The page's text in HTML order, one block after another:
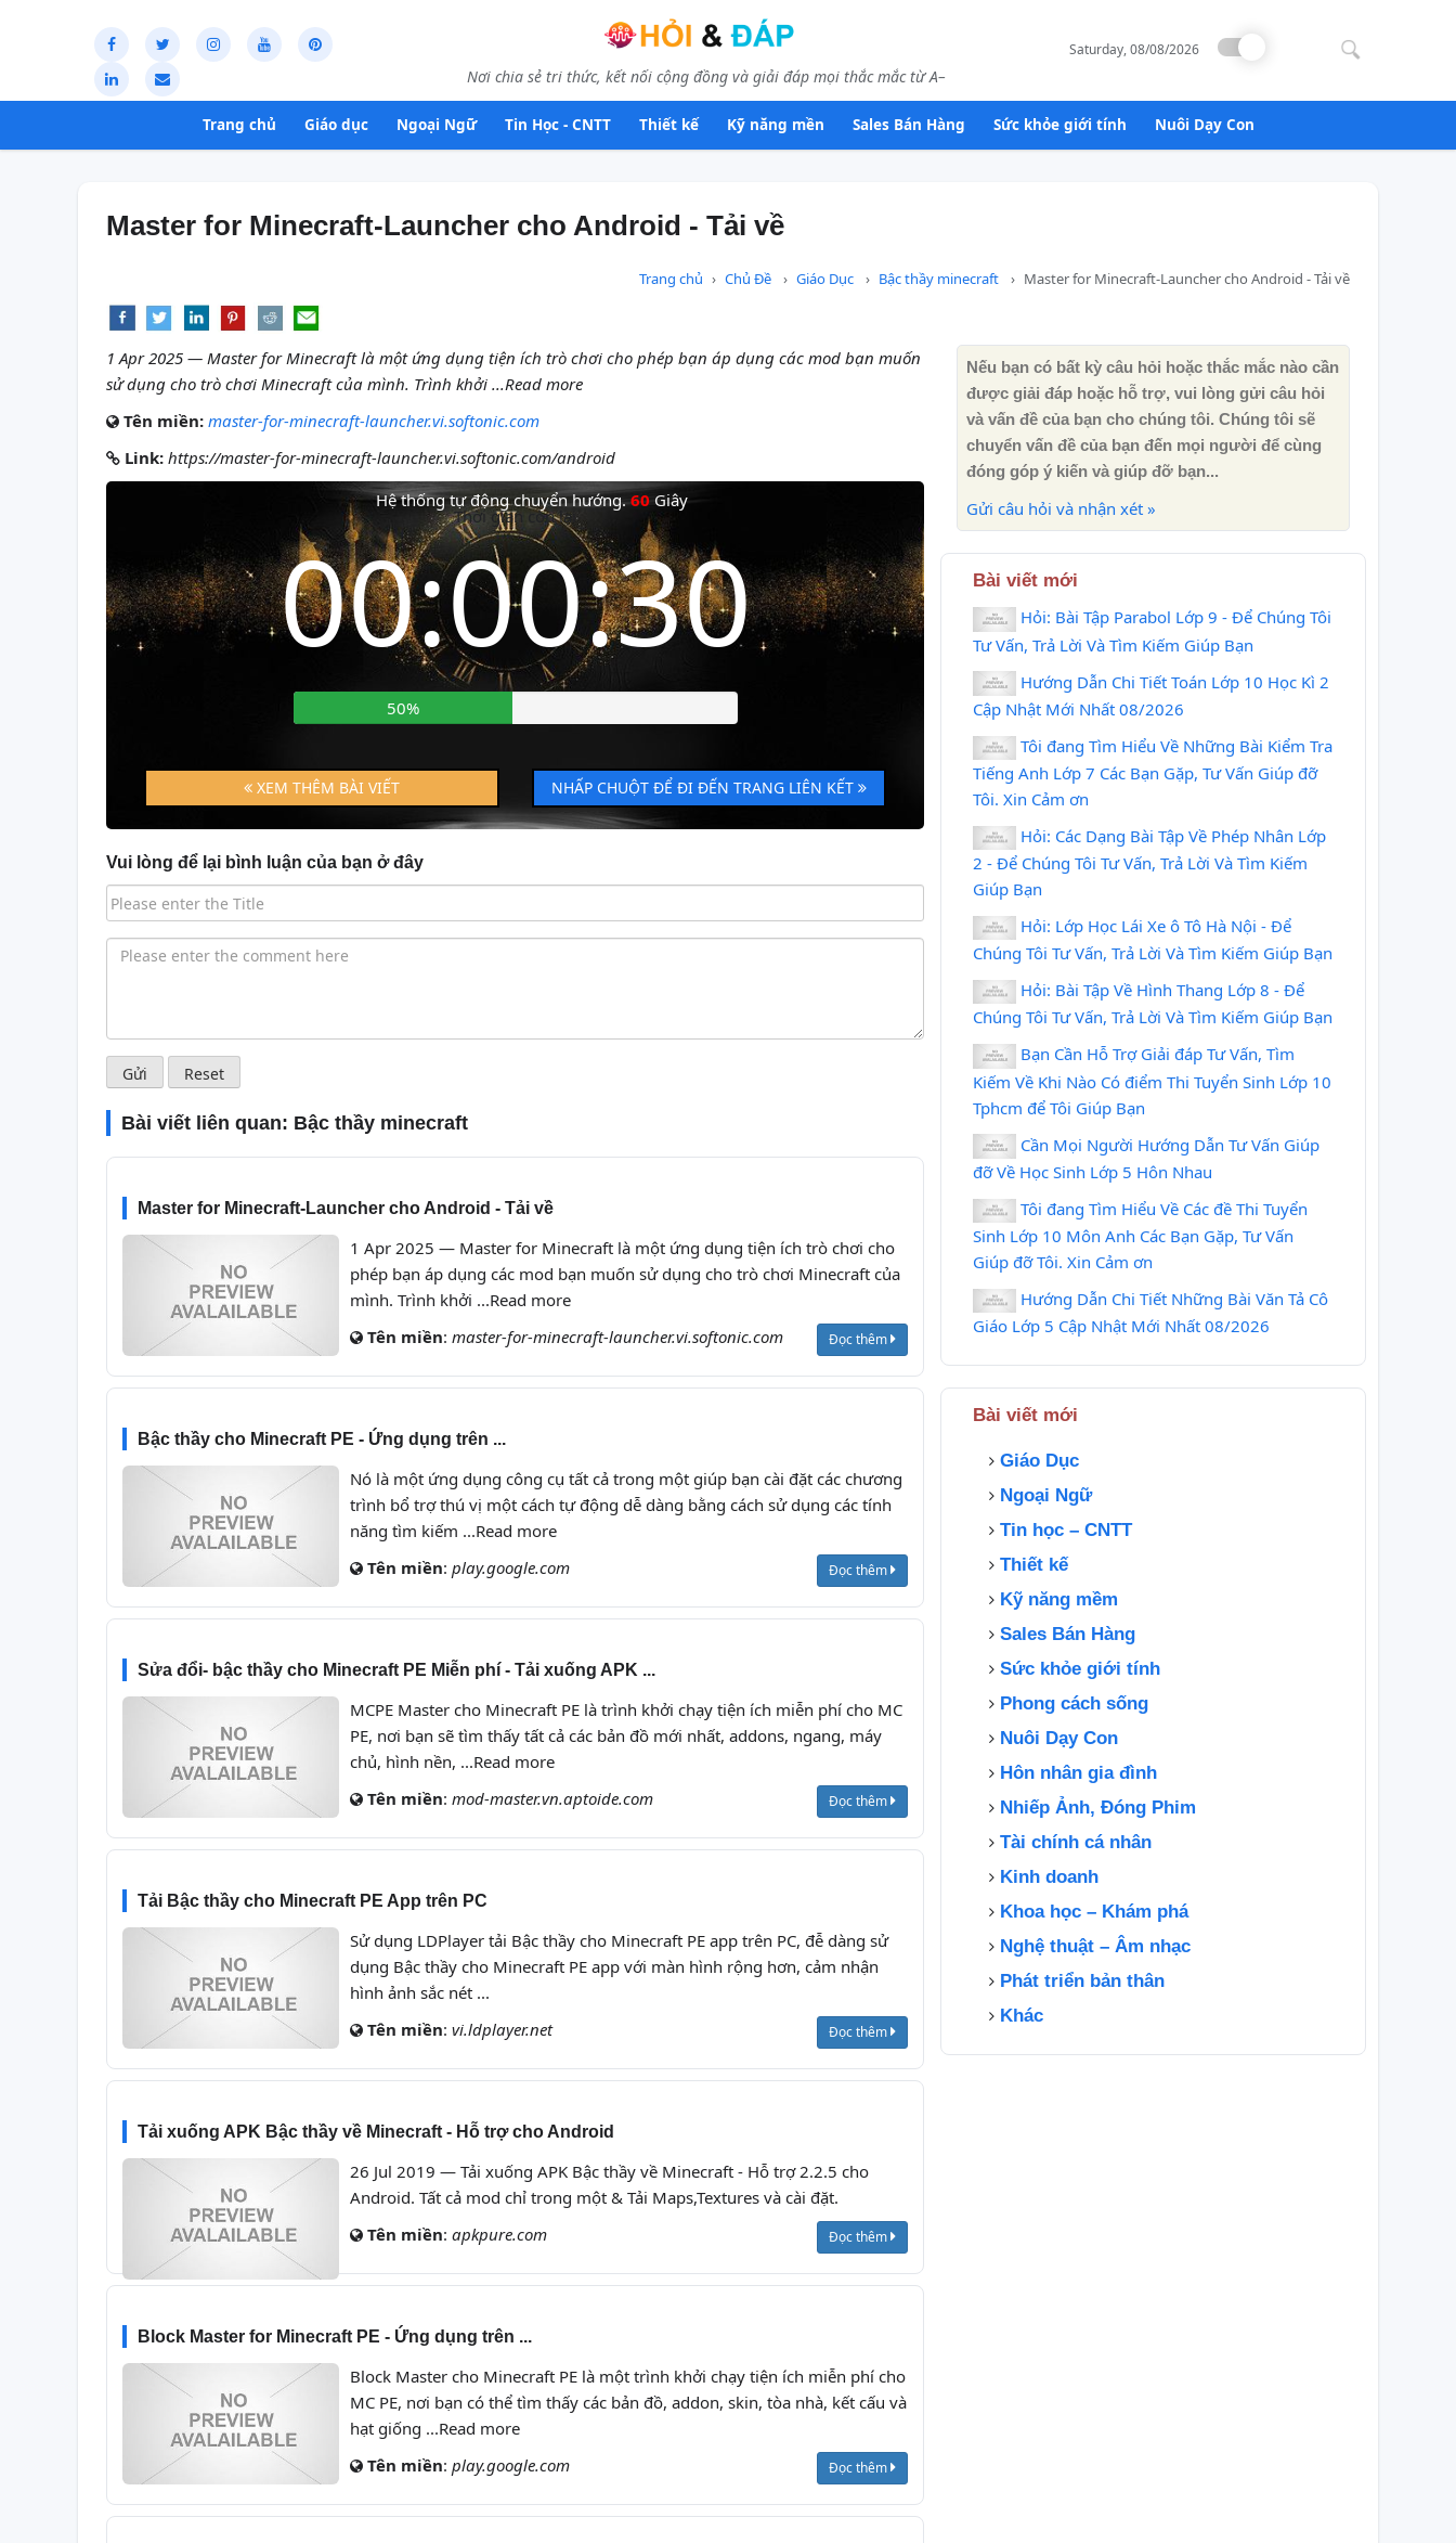
Nơi chia sẻ tri thức, kết nối cộng đồng và giải đáp mọi thắc mắc từ A–
Saturday, 08/08/2026
Trang chủ Giáo dục Ngoại Ngữ Tin Học - CNTT Thiết kế Kỹ năng mền Sales Bán Hàng Sức khỏe giới tính Nuôi Dạy Con
Master for Minecraft-Launcher cho Android - Tải về
Trang chủ Chủ Đề Giáo Dục Bậc thầy minecraft Master for Minecraft-Launcher cho Android - Tải về
1 Apr 2025 — Master for Minecraft là một ứng dụng tiện ích trò chơi cho phép bạn áp dụng các mod bạn muốn
sử dụng cho trò chơi Minecraft của mình. Trình khởi ...Read more
Tên miền: master-for-minecraft-launcher.vi.softonic.com
Link: https://master-for-minecraft-launcher.vi.softonic.com/android
Hệ thống tự động chuyển hướng.60 Giây
Thời gian còn lại
00:00:30
50%
XEM THÊM BÀI VIẾT NHẤP CHUỘT ĐỂ ĐI ĐẾN TRANG LIÊN KẾT
Vui lòng để lại bình luận của bạn ở đây
Bài viết liên quan: Bậc thầy minecraft
Master for Minecraft-Launcher cho Android - Tải về
1 Apr 2025 — Master for Minecraft là một ứng dụng tiện ích trò chơi cho
phép bạn áp dụng các mod bạn muốn sử dụng cho trò chơi Minecraft của
mình. Trình khởi ...Read more
Tên miền: master-for-minecraft-launcher.vi.softonic.com Đọc thêm
Bậc thầy cho Minecraft PE - Ứng dụng trên ...
Nó là một ứng dụng công cụ tất cả trong một giúp bạn cài đặt các chương
trình bổ trợ thú vị một cách tự động dễ dàng bằng cách sử dụng các tính
năng tìm kiếm ...Read more
Tên miền: play.google.com Đọc thêm
Sửa đổi- bậc thầy cho Minecraft PE Miễn phí - Tải xuống APK ...
MCPE Master cho Minecraft PE là trình khởi chạy tiện ích miễn phí cho MC
PE, nơi bạn sẽ tìm thấy tất cả các bản đồ mới nhất, addons, ngang, máy
chủ, hình nền, ...Read more
Tên miền: mod-master.vn.aptoide.com Đọc thêm
Tải Bậc thầy cho Minecraft PE App trên PC
Sử dụng LDPlayer tải Bậc thầy cho Minecraft PE app trên PC, đễ dàng sử
dụng Bậc thầy cho Minecraft PE app với màn hình rộng hơn, cảm nhận
hình ảnh sắc nét ...
Tên miền: vi.ldplayer.net Đọc thêm
Tải xuống APK Bậc thầy về Minecraft - Hỗ trợ cho Android
26 Jul 2019 — Tải xuống APK Bậc thầy về Minecraft - Hỗ trợ 2.2.5 cho
Android. Tất cả mod chỉ trong một & Tải Maps,Textures và cài đặt.
Tên miền: apkpure.com Đọc thêm
Block Master for Minecraft PE - Ứng dụng trên ...
Block Master cho Minecraft PE là một trình khởi chạy tiện ích miễn phí cho
MC PE, nơi bạn có thể tìm thấy các bản đồ, addon, skin, tòa nhà, kết cấu và
hạt giống ...Read more
Tên miền: play.google.com Đọc thêm
Nếu bạn có bất kỳ câu hỏi hoặc thắc mắc nào cần
được giải đáp hoặc hỗ trợ, vui lòng gửi câu hỏi
và vấn đề của bạn cho chúng tôi. Chúng tôi sẽ
chuyển vấn đề của bạn đến mọi người để cùng
đóng góp ý kiến ​​và giúp đỡ bạn...
Gửi câu hỏi và nhận xét »
Bài viết mới
Hỏi: Bài Tập Parabol Lớp 9 - Để Chúng Tôi
Tư Vấn, Trả Lời Và Tìm Kiếm Giúp Bạn
Hướng Dẫn Chi Tiết Toán Lớp 10 Học Kì 2
Cập Nhật Mới Nhất 08/2026
Tôi đang Tìm Hiểu Về Những Bài Kiểm Tra
Tiếng Anh Lớp 7 Các Bạn Gặp, Tư Vấn Giúp đỡ
Tôi. Xin Cảm ơn
Hỏi: Các Dạng Bài Tập Về Phép Nhân Lớp
2 - Để Chúng Tôi Tư Vấn, Trả Lời Và Tìm Kiếm
Giúp Bạn
Hỏi: Lớp Học Lái Xe ô Tô Hà Nội - Để
Chúng Tôi Tư Vấn, Trả Lời Và Tìm Kiếm Giúp Bạn
Hỏi: Bài Tập Về Hình Thang Lớp 8 - Để
Chúng Tôi Tư Vấn, Trả Lời Và Tìm Kiếm Giúp Bạn
Bạn Cần Hỗ Trợ Giải đáp Tư Vấn, Tìm
Kiếm Về Khi Nào Có điểm Thi Tuyển Sinh Lớp 10
Tphcm để Tôi Giúp Bạn
Cần Mọi Người Hướng Dẫn Tư Vấn Giúp
đỡ Về Học Sinh Lớp 5 Hôn Nhau
Tôi đang Tìm Hiểu Về Các đề Thi Tuyển
Sinh Lớp 10 Môn Anh Các Bạn Gặp, Tư Vấn
Giúp đỡ Tôi. Xin Cảm ơn
Hướng Dẫn Chi Tiết Những Bài Văn Tả Cô
Giáo Lớp 5 Cập Nhật Mới Nhất 08/2026
Bài viết mới
Giáo Dục
Ngoại Ngữ
Tin học – CNTT
Thiết kế
Kỹ năng mềm
Sales Bán Hàng
Sức khỏe giới tính
Phong cách sống
Nuôi Dạy Con
Hôn nhân gia đình
Nhiếp Ảnh, Đóng Phim
Tài chính cá nhân
Kinh doanh
Khoa học – Khám phá
Nghệ thuật – Âm nhạc
Phát triển bản thân
Khác